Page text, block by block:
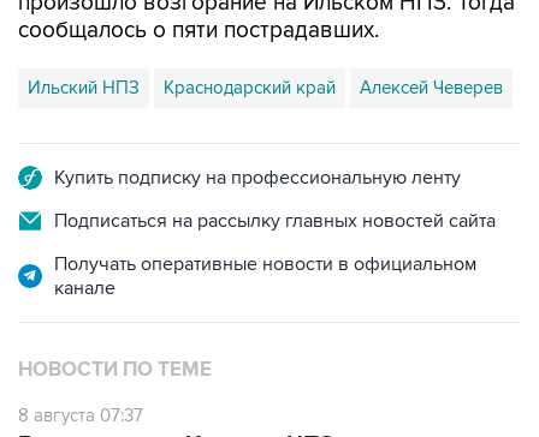
Ильский НПЗ Краснодарский край Алексей Чеверев
Подписаться на рассылку главных новостей сайта
Получать оперативные новости в официальном
НОВОСТИ ПО ТЕМЕ
8 августа 07:37
после падения обломков БПЛА